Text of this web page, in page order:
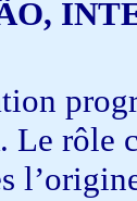
Le rôle